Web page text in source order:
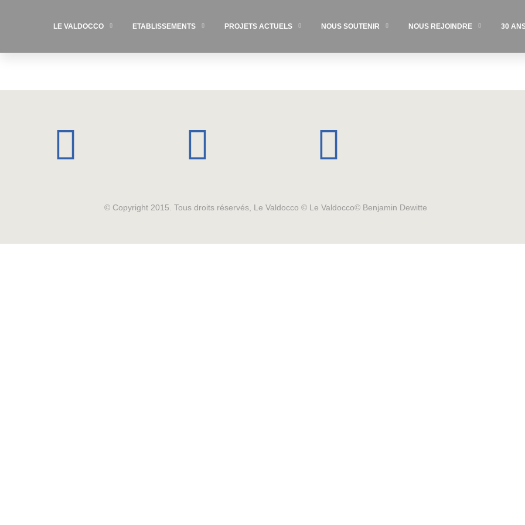
LE VALDOCCO ETABLISSEMENTS PROJETS ACTUELS NOUS SOUTENIR NOUS REJOINDRE 30
© Copyright 2015. Tous droits réservés, Le Valdocco © Le Valdocco© Benjamin Dewitte